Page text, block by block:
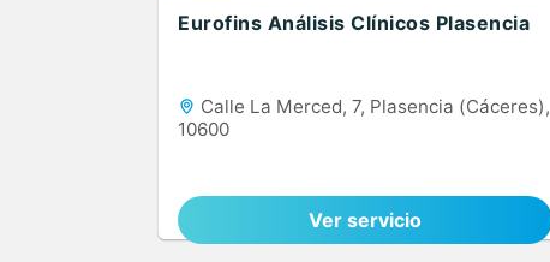
Eurofins Análisis Clínicos Plasencia
Calle La Merced, 7, Plasencia (Cáceres),
10600
Ver servicio